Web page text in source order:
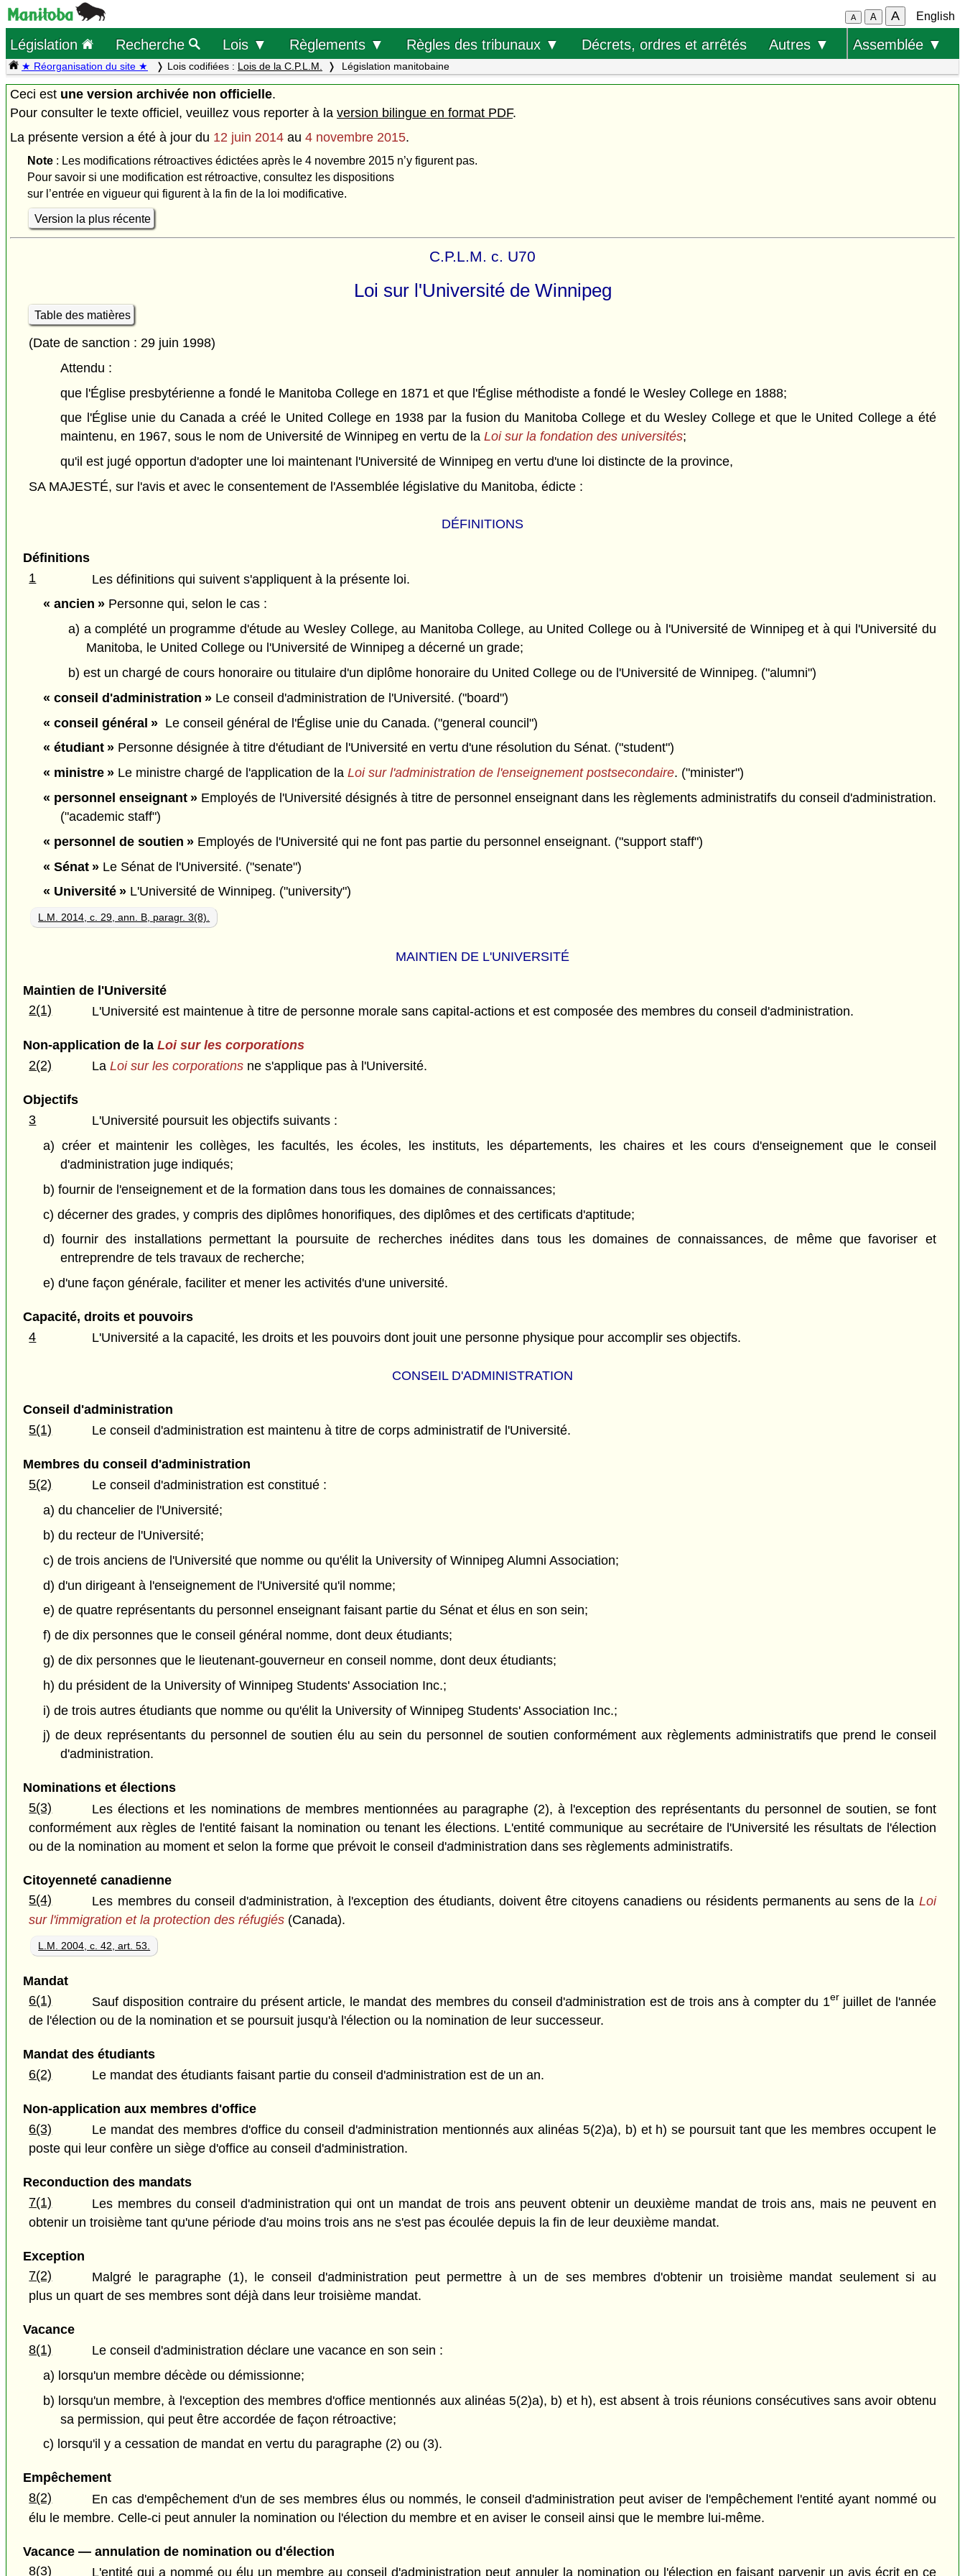
A A A English
Législation Recherche Lois ▼ Règlements ▼ Règles des tribunaux ▼ Décrets, ordres et arrêtés Autres ▼ Assemblée ▼
★ Réorganisation du site ★ Lois codifiées : Lois de la C.P.L.M. Législation manitobaine
Ceci est une version archivée non officielle.
Pour consulter le texte officiel, veuillez vous reporter à la version bilingue en format PDF.
La présente version a été à jour du 12 juin 2014 au 4 novembre 2015.
Note: Les modifications rétroactives édictées après le 4 novembre 2015 n’y figurent pas.
Pour savoir si une modification est rétroactive, consultez les dispositions
sur l’entrée en vigueur qui figurent à la fin de la loi modificative.
Version la plus récente
C.P.L.M. c. U70
Loi sur l'Université de Winnipeg
Table des matières
(Date de sanction : 29 juin 1998)
Attendu :
que l'Église presbytérienne a fondé le Manitoba College en 1871 et que l'Église méthodiste a fondé le Wesley College en 1888;
que l'Église unie du Canada a créé le United College en 1938 par la fusion du Manitoba College et du Wesley College et que le United College a été
maintenu, en 1967, sous le nom de Université de Winnipeg en vertu de laLoi sur la fondation des universités;
qu'il est jugé opportun d'adopter une loi maintenant l'Université de Winnipeg en vertu d'une loi distincte de la province,
SA MAJESTÉ, sur l'avis et avec le consentement de l'Assemblée législative du Manitoba, édicte :
DÉFINITIONS
Définitions
1
Les définitions qui suivent s'appliquent à la présente loi.
« ancien »Personne qui, selon le cas :
a) a complété un programme d'étude au Wesley College, au Manitoba College, au United College ou à l'Université de Winnipeg et à qui l'Université du
Manitoba, le United College ou l'Université de Winnipeg a décerné un grade;
b) est un chargé de cours honoraire ou titulaire d'un diplôme honoraire du United College ou de l'Université de Winnipeg. ("alumni")
« conseil d'administration »Le conseil d'administration de l'Université. ("board")
« conseil général »Le conseil général de l'Église unie du Canada. ("general council")
« étudiant »Personne désignée à titre d'étudiant de l'Université en vertu d'une résolution du Sénat. ("student")
« ministre »Le ministre chargé de l'application de la Loi sur l'administration de l'enseignement postsecondaire. ("minister")
« personnel enseignant »Employés de l'Université désignés à titre de personnel enseignant dans les règlements administratifs du conseil d'administration.
("academic staff")
« personnel de soutien »Employés de l'Université qui ne font pas partie du personnel enseignant. ("support staff")
« Sénat »Le Sénat de l'Université. ("senate")
« Université »L'Université de Winnipeg. ("university")
L.M. 2014, c. 29, ann. B, paragr. 3(8).
MAINTIEN DE L'UNIVERSITÉ
Maintien de l'Université
2(1)
L'Université est maintenue à titre de personne morale sans capital-actions et est composée des membres du conseil d'administration.
Non-application de la Loi sur les corporations
2(2)
LaLoi sur les corporations ne s'applique pas à l'Université.
Objectifs
3
L'Université poursuit les objectifs suivants :
a) créer et maintenir les collèges, les facultés, les écoles, les instituts, les départements, les chaires et les cours d'enseignement que le conseil
d'administration juge indiqués;
b) fournir de l'enseignement et de la formation dans tous les domaines de connaissances;
c) décerner des grades, y compris des diplômes honorifiques, des diplômes et des certificats d'aptitude;
d) fournir des installations permettant la poursuite de recherches inédites dans tous les domaines de connaissances, de même que favoriser et
entreprendre de tels travaux de recherche;
e) d'une façon générale, faciliter et mener les activités d'une université.
Capacité, droits et pouvoirs
4
L'Université a la capacité, les droits et les pouvoirs dont jouit une personne physique pour accomplir ses objectifs.
CONSEIL D'ADMINISTRATION
Conseil d'administration
5(1)
Le conseil d'administration est maintenu à titre de corps administratif de l'Université.
Membres du conseil d'administration
5(2)
Le conseil d'administration est constitué :
a) du chancelier de l'Université;
b) du recteur de l'Université;
c) de trois anciens de l'Université que nomme ou qu'élit la University of Winnipeg Alumni Association;
d) d'un dirigeant à l'enseignement de l'Université qu'il nomme;
e) de quatre représentants du personnel enseignant faisant partie du Sénat et élus en son sein;
f) de dix personnes que le conseil général nomme, dont deux étudiants;
g) de dix personnes que le lieutenant-gouverneur en conseil nomme, dont deux étudiants;
h) du président de la University of Winnipeg Students' Association Inc.;
i) de trois autres étudiants que nomme ou qu'élit la University of Winnipeg Students' Association Inc.;
j) de deux représentants du personnel de soutien élu au sein du personnel de soutien conformément aux règlements administratifs que prend le conseil
d'administration.
Nominations et élections
5(3)
Les élections et les nominations de membres mentionnées au paragraphe (2), à l'exception des représentants du personnel de soutien, se font
conformément aux règles de l'entité faisant la nomination ou tenant les élections. L'entité communique au secrétaire de l'Université les résultats de l'élection
ou de la nomination au moment et selon la forme que prévoit le conseil d'administration dans ses règlements administratifs.
Citoyenneté canadienne
5(4)
Les membres du conseil d'administration, à l'exception des étudiants, doivent être citoyens canadiens ou résidents permanents au sens de la Loi
sur l'immigration et la protection des réfugiés (Canada).
L.M. 2004, c. 42, art. 53.
Mandat
6(1)
Sauf disposition contraire du présent article, le mandat des membres du conseil d'administration est de trois ans à compter du 1er juillet de l'année
de l'élection ou de la nomination et se poursuit jusqu'à l'élection ou la nomination de leur successeur.
Mandat des étudiants
6(2)
Le mandat des étudiants faisant partie du conseil d'administration est de un an.
Non-application aux membres d'office
6(3)
Le mandat des membres d'office du conseil d'administration mentionnés aux alinéas 5(2)a), b) et h) se poursuit tant que les membres occupent le
poste qui leur confère un siège d'office au conseil d'administration.
Reconduction des mandats
7(1)
Les membres du conseil d'administration qui ont un mandat de trois ans peuvent obtenir un deuxième mandat de trois ans, mais ne peuvent en
obtenir un troisième tant qu'une période d'au moins trois ans ne s'est pas écoulée depuis la fin de leur deuxième mandat.
Exception
7(2)
Malgré le paragraphe (1), le conseil d'administration peut permettre à un de ses membres d'obtenir un troisième mandat seulement si au
plus un quart de ses membres sont déjà dans leur troisième mandat.
Vacance
8(1)
Le conseil d'administration déclare une vacance en son sein :
a) lorsqu'un membre décède ou démissionne;
b) lorsqu'un membre, à l'exception des membres d'office mentionnés aux alinéas 5(2)a), b) et h), est absent à trois réunions consécutives sans avoir obtenu
sa permission, qui peut être accordée de façon rétroactive;
c) lorsqu'il y a cessation de mandat en vertu du paragraphe (2) ou (3).
Empêchement
8(2)
En cas d'empêchement d'un de ses membres élus ou nommés, le conseil d'administration peut aviser de l'empêchement l'entité ayant nommé ou
élu le membre. Celle-ci peut annuler la nomination ou l'élection du membre et en aviser le conseil ainsi que le membre lui-même.
Vacance — annulation de nomination ou d'élection
8(3)
L'entité qui a nommé ou élu un membre au conseil d'administration peut annuler la nomination ou l'élection en faisant parvenir un avis écrit en ce